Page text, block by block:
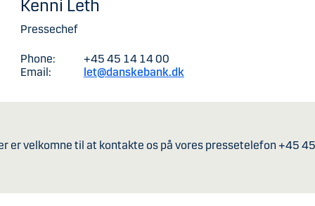
Kenni Leth
Pressechef
Phone:
+45 45 14 14 00
Email:
let@danskebank.dk
er velkomne til at kontakte os på vores pressetelefon +45